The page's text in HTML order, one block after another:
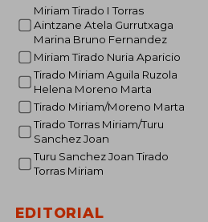
Miriam Tirado I Torras
Aintzane Atela Gurrutxaga
Marina Bruno Fernandez
Miriam Tirado Nuria Aparicio
Tirado Miriam Aguila Ruzola
Helena Moreno Marta
Tirado Miriam/Moreno Marta
Tirado Torras Miriam/Turu
Sanchez Joan
Turu Sanchez Joan Tirado
Torras Miriam
EDITORIAL